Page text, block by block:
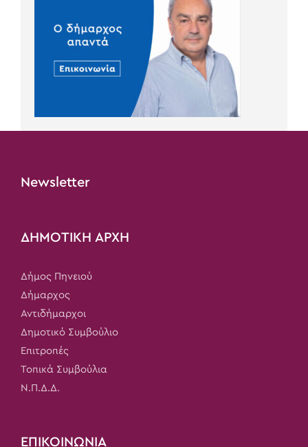
Newsletter
ΔΗΜΟΤΙΚΗ ΑΡΧΗ
Δήμος Πηνειού
Δήμαρχος
Αντιδήμαρχοι
Δημοτικό Συμβούλιο
Επιτροπές
Τοπικά Συμβούλια
Ν.Π.Δ.Δ.
ΕΠΙΚΟΙΝΩΝΙΑ